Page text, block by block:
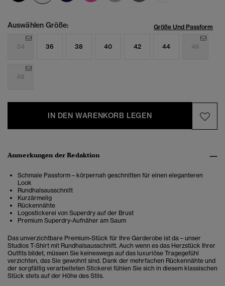
Auswählen Größe: Größe Und Passform
34 36 38 40 42 44 46
48
IN DEN WARENKORB LEGEN
Anmerkungen der Redaktion
Schmale Passform – körpernah geschnitten für einen eleganteren
Look
Rundhalsausschnitt
Kurzärmelig
Rückennähte
Logostickerei von Superdry auf der Brust
Premium Superdry-Aufnäher am Saum
Das unverzichtbare Premium-Stück für Ihre Garderobe ist da – unser
Studios T-Shirt mit Rundhalsausschnitt. Auch wenn es das Herzstück Ihrer
Outfits bildet, müssen Sie keineswegs auf das luxuriöse Tragegefühl
verzichten, das Sie gewohnt sind. Dank der mehrfachen Rückennähte und
der sorgfältig verarbeiteten Stickerei fühlen Sie sich in diesem klassischen
Stück stets auf der Höhe des Stils.